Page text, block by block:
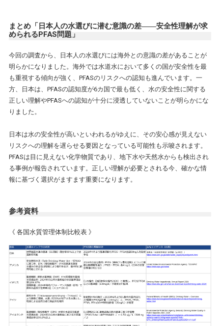
まとめ「日本人の水選びに潜む意識の差――安全性理解が求
められるPFAS問題」
今回の調査から、日本人の水選びには海外との意識の差があることが
明らかになりました。海外では水道水において多くの国が安全性を最
も重視する傾向が強く、PFASのリスクへの認知も進んでいます。一
方、日本は、PFASの認知度が6カ国で最も低く、水の安全性に関する
正しい理解やPFASへの認知が十分に浸透していないことが明らかにな
りました。
日本は水の安全性が高いといわれるがゆえに、その安心感が見えない
リスクへの理解を遅らせる要因となっている可能性も示唆されます。
PFASは目に見えない化学物質であり、地下水や天然水からも検出され
る事例が報告されています。正しい理解が必要とされる今、確かな情
報に基づく選択がますます重要になります。
参考資料
《 各国水質管理体制比較表 》